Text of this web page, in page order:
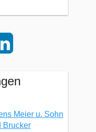
Meier u. Sohn
Brucker